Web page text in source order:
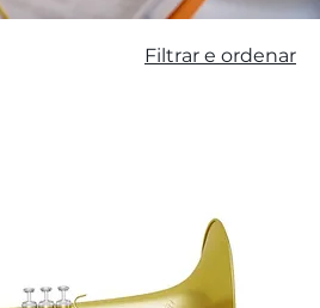
Filtrar e ordenar